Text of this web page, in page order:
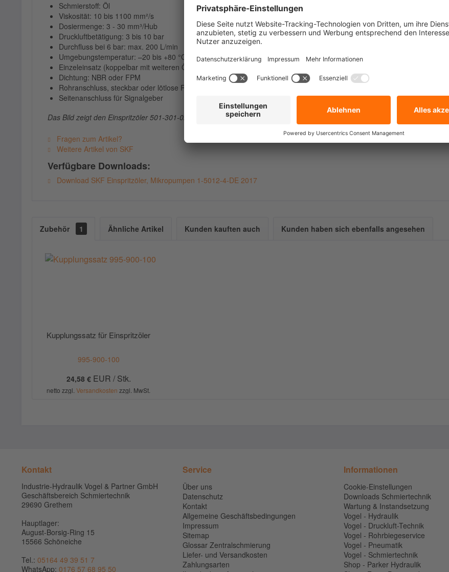
Schmierstoff: Öl
Viskosität: 10 bis 1100 mm²/s
Dosiermenge: 3 - 30 mm³/Hub
Druckluftbetätigung: 3 bis 10 bar
Durchfluss bei 6 bar: max. 200 L/min
Umgebungstemperatur: –20 bis +80 °C
Einzeleinsatz (koppelbar mit weiteren Ölern)
Dichtung: NBR oder FPM
Rohranschluss, steckbar oder lötlose Rohrverschraubung: Ø 2,5mm oder Ø 4mm
Seitenanschluss für Signalgeber
Das Bild zeigt den Einspritzöler 501-301-024-VS: 1-stellig, NBR-Dichtung und Steckanschluss für RohrØ 4mm.
Fragen zum Artikel?
Weitere Artikel von SKF
Verfügbare Downloads:
Download SKF Einspritzöler, Mikropumpen 1-5012-4-DE 2017
Zubehör 1 Ähnliche Artikel Kunden kauften auch Kunden haben sich ebenfalls angesehen
Kupplungssatz für Einspritzöler
995-900-100
24,58 € EUR / Stk.
netto zzgl.Versandkosten zzgl. MwSt.
Kontakt
Industrie-Hydraulik Vogel & Partner GmbH
Geschäftsbereich Schmiertechnik
29690 Grethem
Hauptlager:
August-Borsig-Ring 15
15566 Schöneiche
Tel.: 05164 49 39 51 7
WhatsApp: 0176 57 68 95 50
Service
Über uns
Datenschutz
Kontakt
Allgemeine Geschäftsbedingungen
Impressum
Sitemap
Glossar Zentralschmierung
Liefer- und Versandkosten
Zahlungsarten
Informationen
Cookie-Einstellungen
Downloads Schmiertechnik
Wartung & Instandsetzung
Vogel - Hydraulik
Vogel - Druckluft-Technik
Vogel - Rohrbiegeservice
Vogel - Pneumatik
Vogel - Schmiertechnik
Shop - Parker Hydraulik